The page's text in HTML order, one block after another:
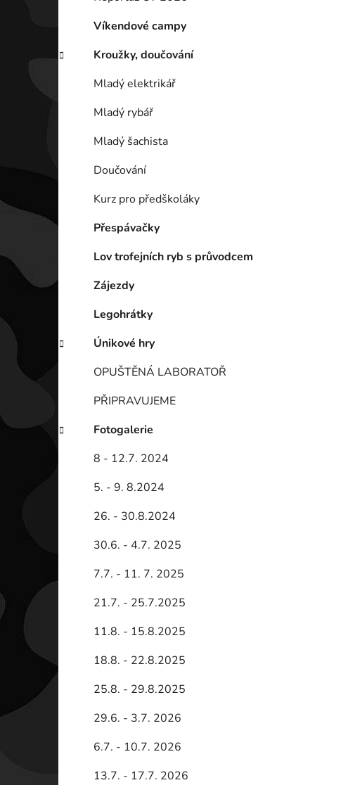
e
Víkendové campy
Kroužky, doučování
Mladý elektrikář
Mladý rybář
Mladý šachista
Doučování
Kurz pro předškoláky
Přespávačky
Lov trofejních ryb s průvodcem
Zájezdy
Legohrátky
Únikové hry
OPUŠTĚNÁ LABORATOŘ
PŘIPRAVUJEME
Fotogalerie
8 - 12.7. 2024
5. - 9. 8.2024
26. - 30.8.2024
30.6. - 4.7. 2025
7.7. - 11. 7. 2025
21.7. - 25.7.2025
11.8. - 15.8.2025
18.8. - 22.8.2025
25.8. - 29.8.2025
29.6. - 3.7. 2026
6.7. - 10.7. 2026
13.7. - 17.7. 2026